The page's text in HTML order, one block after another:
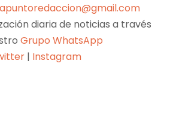
diaria de noticias a través
Grupo WhatsApp
| Instagram